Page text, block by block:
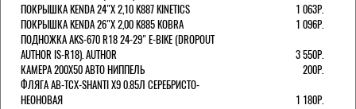
ПОКРЫШКА KENDA 24"Х 2,10 K887 KINETICS
1 063Р.
ПОКРЫШКА KENDA 26"Х 2,00 K885 KOBRA
1 096Р.
ПОДНОЖКА AKS-670 R18 24-29" E-BIKE (DROPOUT
AUTHOR IS-R18). AUTHOR
3 550Р.
КАМЕРА 200Х50 АВТО НИППЕЛЬ
200Р.
ФЛЯГА AB-TCX-SHANTI X9 0.85Л СЕРЕБРИСТО-
НЕОНОВАЯ
1 180Р.